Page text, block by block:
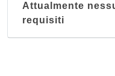
Attualmente
requisiti